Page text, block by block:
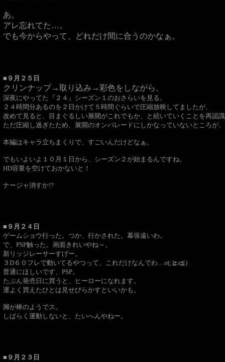
あ。
アレ忘れてた…。
でも今からやって、どれだけ間に合うのかなぁ。
■９月２５日
クリンナップ→取り込み→彩色をしながら、
深夜にやってた『２４』シーズン１のおさらいを見る。
２４時間分あるのを２日かけて５時間ぐらいで圧縮放映してましたが、
改めて見ると、目まぐるしい展開がこれでもか、と続いていくことを再認
ただ圧縮し過ぎたため、展開のオンパレードにしかなっていないところが
本編はキャラ立ちまくりで、すごいんだけどなぁ。
でもいよいよ１０月１日から、シーズン２が始まるんですね。
HD容量を空けておかないと！
ナージャ消すか!?
■９月２４日
ゲームショウ行った。つか、行かされた。幕張遠いわ。
で、PSP触った。画面きれいやね～。
新リッジレーサーすげー。
３D６０フレで動いてるやつって、これだけなんでわ…σ(;≧з≦)
普通にほしいです、PSP。
たぶん発売日に買うと、ヒーローになれます。
運よく買えたひとは見せびらかすといいかも。
脚が棒のようでス。
しばらく運動しないと、たいへんやねー。
■９月２３日